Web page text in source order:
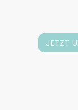
JETZT